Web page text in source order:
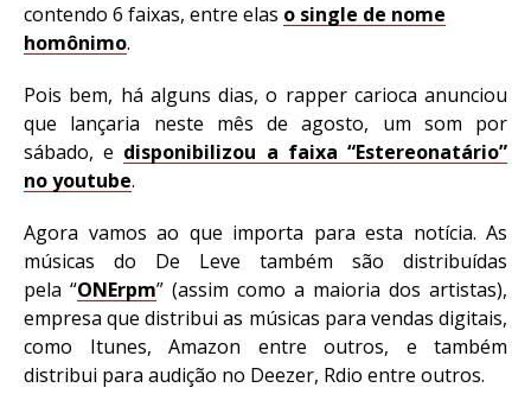
contendo 6 faixas, entre elas o single de nome
homônimo.
Pois bem, há alguns dias, o rapper carioca anunciou
que lançaria neste mês de agosto, um som por
sábado, e disponibilizou a faixa “Estereonatário”
no youtube.
Agora vamos ao que importa para esta notícia. As
músicas do De Leve também são distribuídas
pela “ONErpm” (assim como a maioria dos artistas),
empresa que distribui as músicas para vendas digitais,
como Itunes, Amazon entre outros, e também
distribui para audição no Deezer, Rdio entre outros.